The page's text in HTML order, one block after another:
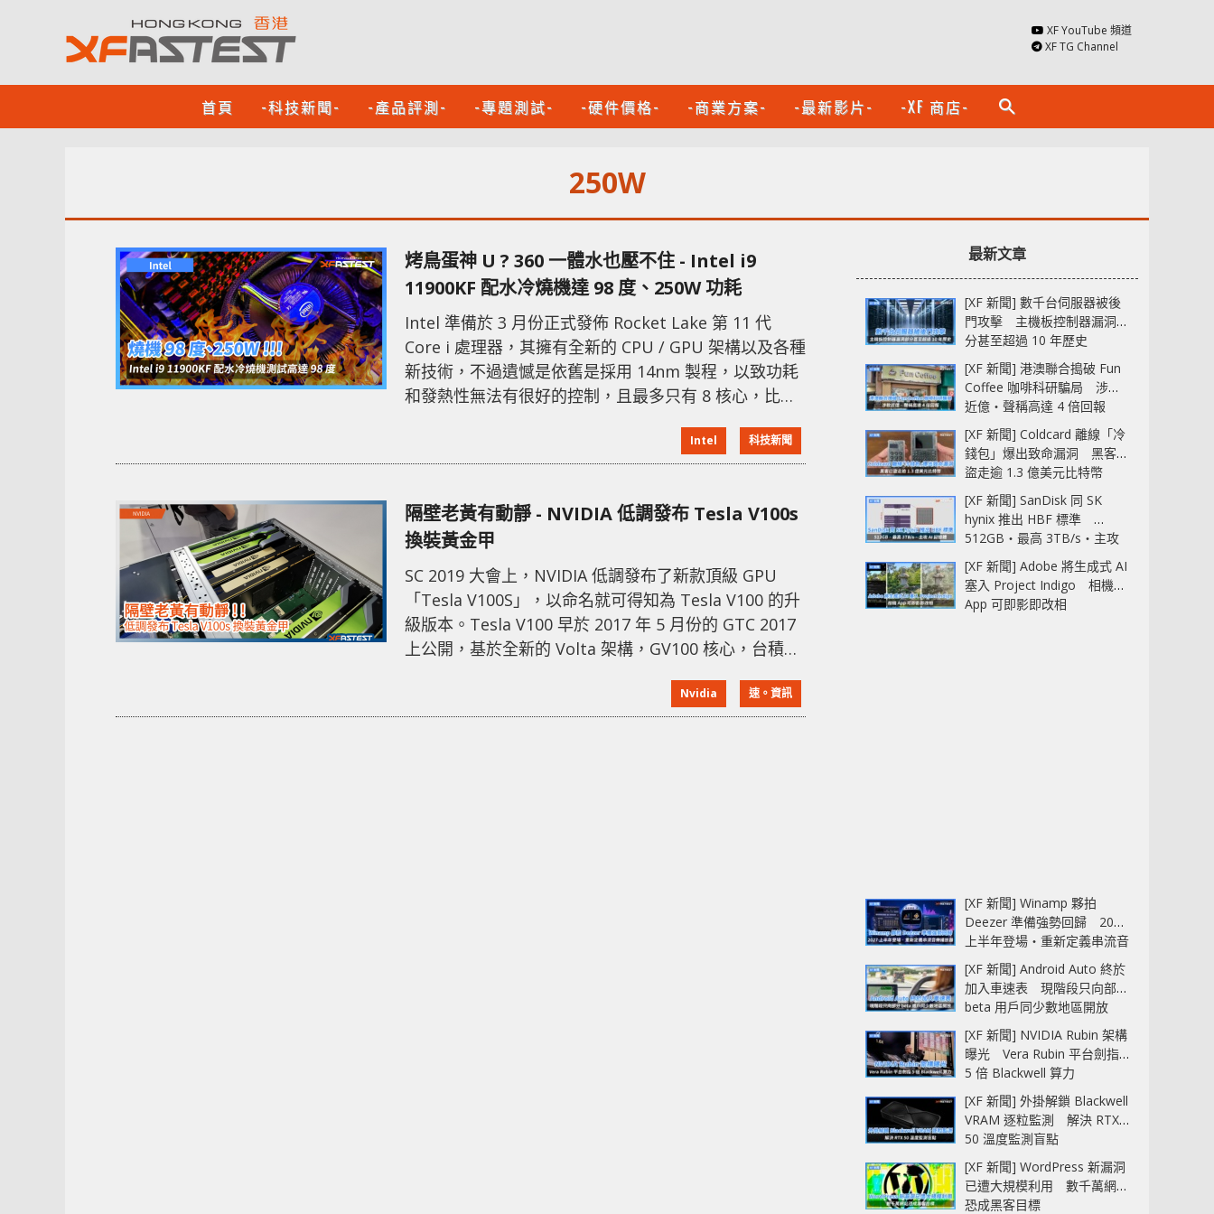
XF YouTube 頻道
XF TG Channel
首頁 -科技新聞- -產品評測- -專題測試- -硬件價格- -商業方案- -最新影片- -XF 商店- search
250W
烤鳥蛋神 U ? 360 一體水也壓不住 - Intel i9
11900KF 配水冷燒機達 98 度、250W 功耗
Intel 準備於 3 月份正式發佈 Rocket Lake 第 11 代
Core i 處理器，其擁有全新的 CPU / GPU 架構以及各種
新技術，不過遺憾是依舊是採用 14nm 製程，以致功耗
和發熱性無法有很好的控制，且最多只有 8 核心，比現
11900K 及無核顯版 i9-11900KF，它們擁有 8 核 16 線
程，預設頻率均為 3.5GHz、全核加速為 4.8GHz、單核
Intel 科技新聞
隔壁老黃有動靜 - NVIDIA 低調發布 Tesla V100s
換裝黃金甲
SC 2019 大會上，NVIDIA 低調發布了新款頂級 GPU
「Tesla V100S」，以命名就可得知為 Tesla V100 的升
級版本。Tesla V100 早於 2017 年 5 月份的 GTC 2017
上公開，基於全新的 Volta 架構，GV100 核心，台積電
mm²，擁有 5,120 CUDA 核心、 640 Tensor 核心。 過
了兩年，Tesla V100 的地位依然沒有被打下來，而最新
Nvidia 速。資訊
最新文章
[XF 新聞] 數千台伺服器被後
門攻擊 主機板控制器漏洞部
分甚至超過 10 年歷史
[XF 新聞] 港澳聯合搗破 Fun
Coffee 咖啡科研騙局 涉款
近億‧聲稱高達 4 倍回報
[XF 新聞] Coldcard 離線「冷
錢包」爆出致命漏洞 黑客已
盜走逾 1.3 億美元比特幣
[XF 新聞] SanDisk 同 SK
hynix 推出 HBF 標準
512GB‧最高 3TB/s‧主攻
AI 記憶體
[XF 新聞] Adobe 將生成式 AI
塞入 Project Indigo 相機
App 可即影即改相
[XF 新聞] Winamp 夥拍
Deezer 準備強勢回歸 2027
上半年登場‧重新定義串流音
樂播放器
[XF 新聞] Android Auto 終於
加入車速表 現階段只向部分
beta 用戶同少數地區開放
[XF 新聞] NVIDIA Rubin 架構
曝光 Vera Rubin 平台劍指
5 倍 Blackwell 算力
[XF 新聞] 外掛解鎖 Blackwell
VRAM 逐粒監測 解決 RTX
50 溫度監測盲點
[XF 新聞] WordPress 新漏洞
已遭大規模利用 數千萬網站
恐成黑客目標